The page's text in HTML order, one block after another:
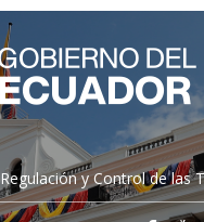
y Control de las